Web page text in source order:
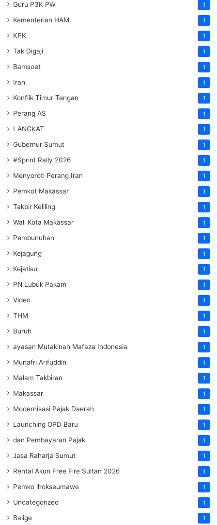
Guru P3K PW 1
Kementerian HAM 1
KPK 1
Tak Digaji 1
Bamsoet 1
Iran 1
Konflik Timur Tengan 1
Perang AS 1
LANGKAT 1
Gubernur Sumut 1
#Sprint Rally 2026 1
Menyoroti Perang Iran 1
Pemkot Makassar 1
Takbir Keliling 1
Wali Kota Makassar 1
Pembunuhan 1
Kejagung 1
Kejatisu 1
PN Lubuk Pakam 1
Video 1
THM 1
Buruh 1
ayasan Mutakinah Mafaza Indonesia 1
Munafri Arifuddin 1
Malam Takbiran 1
Makassar 1
Modernisasi Pajak Daerah 1
Launching OPD Baru 1
dan Pembayaran Pajak 1
Jasa Raharja Sumut 1
Rental Akun Free Fire Sultan 2026 1
Pemko lhokseumawe 1
Uncategorized 1
Balige 1